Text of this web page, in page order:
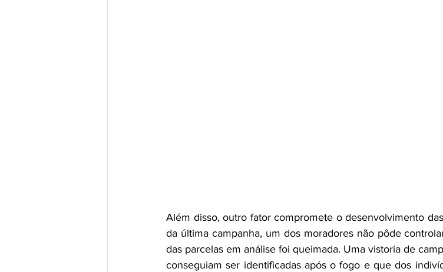
Além disso, outro fator compromete o desenvolvimento
da última campanha, um dos moradores não pôde
das parcelas em análise foi queimada. Uma vistoria de
conseguiam ser identificadas após o fogo e que dos